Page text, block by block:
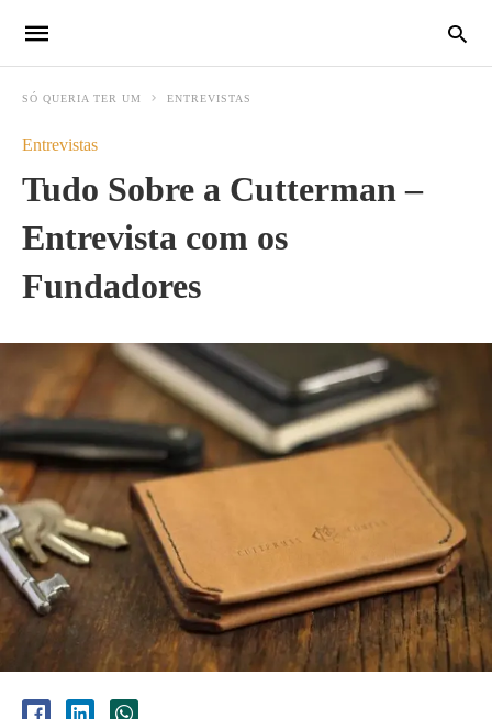
SÓ QUERIA TER UM ENTREVISTAS
Entrevistas
Tudo Sobre a Cutterman –
Entrevista com os
Fundadores